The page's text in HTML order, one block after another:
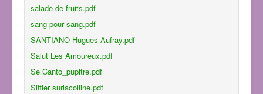
salade de fruits.pdf
sang pour sang.pdf
SANTIANO Hugues Aufray.pdf
Salut Les Amoureux.pdf
Se Canto_pupitre.pdf
Siffler surlacolline.pdf